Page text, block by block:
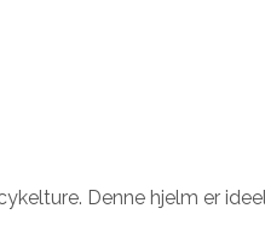
Denne hjelm er